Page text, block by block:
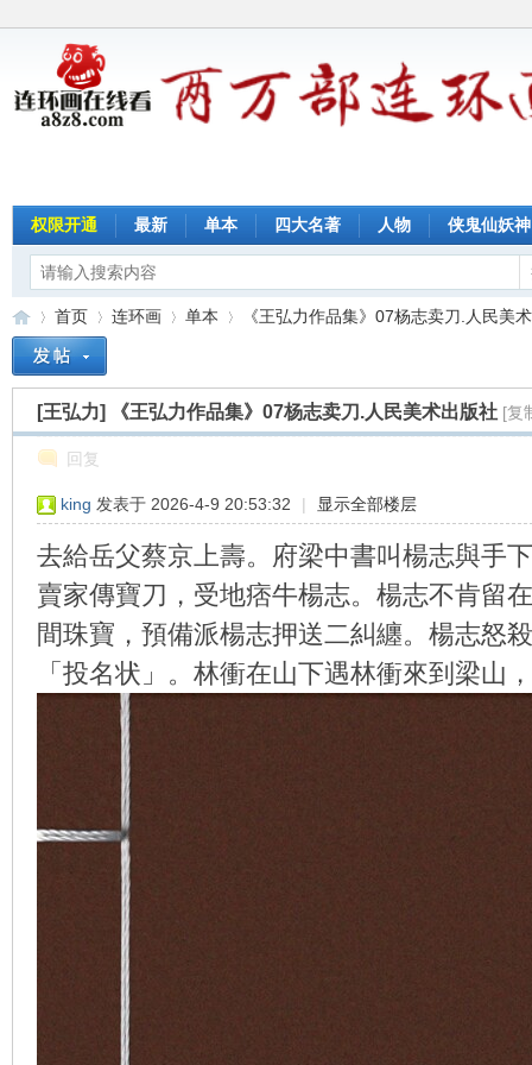
权限开通 最新 单本 四大名著 人物 侠鬼仙妖神
»
首页
›
连环画
›
单本
›
《王弘力作品集》07杨志卖刀.人民美
[王弘力] 《王弘力作品集》07杨志卖刀.人民美术出版社 [复
回复
king 发表于 2026-4-9 20:53:32 | 显示全部楼层
去給岳父蔡京上壽。府梁中書叫楊志與手
賣家傳寶刀，受地痞牛楊志。楊志不肯留
間珠寶，預備派楊志押送二糾纏。楊志怒
「投名状」。林衝在山下遇林衝來到梁山